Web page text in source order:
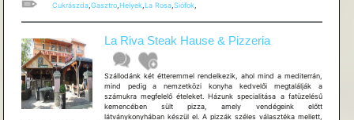
Cukrászda, Gasztro, Helyek, La Rosa, Siófok,
La Riva Steak Hause & Pizzeria
Szállodánk két étteremmel rendelkezik, ahol mind a mediterrán,
mind pedig a nemzetközi konyha kedvelői megtalálják a
számukra megfelelő ételeket. Házunk specialitása a fatüzelésű
kemencében sült pizza, amely vendégeink előtt
látványkonyhában készül el. A pizzák széles választéka mellett,